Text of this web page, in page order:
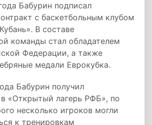
Бабурин подписал
с баскетбольным клубом
В составе
команды стал обладателем
Федерации, а также
медали Еврокубка.
Бабурин получил
«Открытый лагерь РФБ», по
несколько игроков могли
к тренировкам